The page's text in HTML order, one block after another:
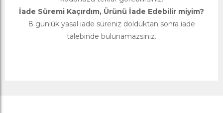
İade Süremi Kaçırdım, Ürünü İade Edebilir miyim?
8 günlük yasal iade süreniz dolduktan sonra iade
talebinde bulunamazsınız.